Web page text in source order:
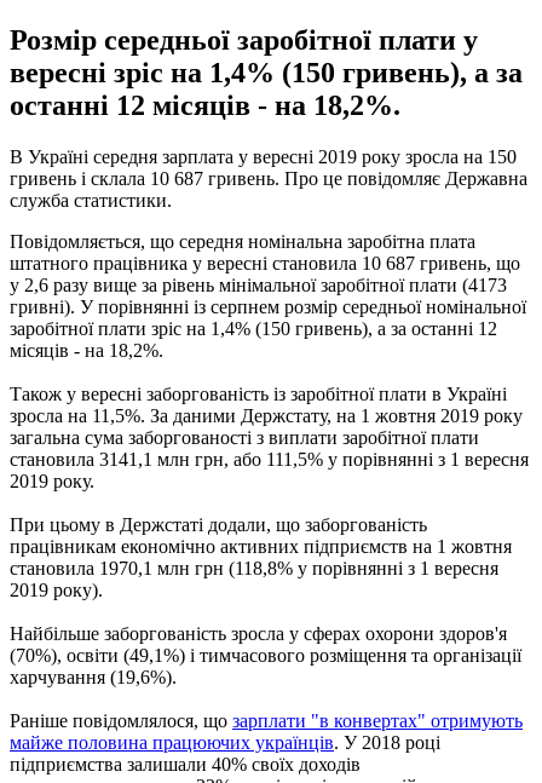
Розмір середньої заробітної плати у
вересні зріс на 1,4% (150 гривень), а за
останні 12 місяців - на 18,2%.
В Україні середня зарплата у вересні 2019 року зросла на 150
гривень і склала 10 687 гривень. Про це повідомляє Державна
служба статистики.
Повідомляється, що середня номінальна заробітна плата
штатного працівника у вересні становила 10 687 гривень, що
у 2,6 разу вище за рівень мінімальної заробітної плати (4173
гривні). У порівнянні із серпнем розмір середньої номінальної
заробітної плати зріс на 1,4% (150 гривень), а за останні 12
місяців - на 18,2%.
Також у вересні заборгованість із заробітної плати в Україні
зросла на 11,5%. За даними Держстату, на 1 жовтня 2019 року
загальна сума заборгованості з виплати заробітної плати
становила 3141,1 млн грн, або 111,5% у порівнянні з 1 вересня
2019 року.
При цьому в Держстаті додали, що заборгованість
працівникам економічно активних підприємств на 1 жовтня
становила 1970,1 млн грн (118,8% у порівнянні з 1 вересня
2019 року).
Найбільше заборгованість зросла у сферах охорони здоров'я
(70%), освіти (49,1%) і тимчасового розміщення та організації
харчування (19,6%).
Раніше повідомлялося, що зарплати "в конвертах" отримують
майже половина працюючих українців. У 2018 році
підприємства залишали 40% своїх доходів